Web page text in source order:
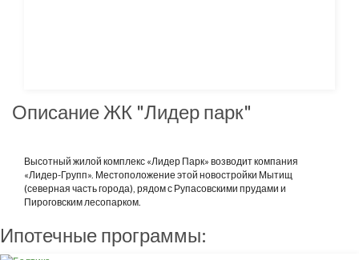
Описание ЖК "Лидер парк"
Высотный жилой комплекс «Лидер Парк» возводит компания
«Лидер-Групп». Местоположение этой новостройки Мытищ
(северная часть города), рядом с Рупасовскими прудами и
Пироговским лесопарком.
Ипотечные программы: